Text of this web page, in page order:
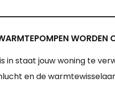
WORDEN
in staat jouw woning te
en de